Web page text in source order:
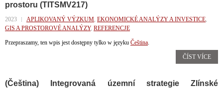
prostoru (TITSMV217)
2023 APLIKOVANÝ VÝZKUM, EKONOMICKÉ ANALÝZY A INVESTICE,
GIS A PROSTOROVÉ ANALÝZY, REFERENCJE
Przepraszamy, ten wpis jest dostępny tylko w języku Čeština.
ČÍST VÍCE
(Čeština) Integrovaná územní strategie Zlínské